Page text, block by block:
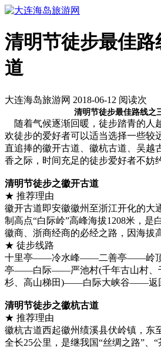
清明节徒步最佳
道
大连海岛旅游网 2018-06-12 阅读次
清明节徒步最佳路线之
随着气候逐渐回暖，徒步踏青的人
欢徒步的爱好者可以适当选择一些较
直追捧的徽开古道、徽杭古道、吴越
香之际，时间充足的徒步爱好者不妨
清明节徒步之徽开古道
★ 推荐理由
徽开古道即安徽徽州至浙江开化的大
制高点“白际岭”高峰海拔1208米，是
徽商、浙商经商的必经之路，因海拔
★ 徒步线路
十里亭——冷水峰——二善亭——岭
亭——白际——严池村(千年古山村、
杉、高山梯田)——白际大峡谷——返
清明节徒步之徽杭古道
★ 推荐理由
徽杭古道西起徽州绩溪县伏岭镇，东
全长25公里，是继我国“丝绸之路”、